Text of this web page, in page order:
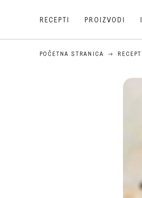
RECEPTI PROIZVODI
POČETNA STRANICA RECEPTI